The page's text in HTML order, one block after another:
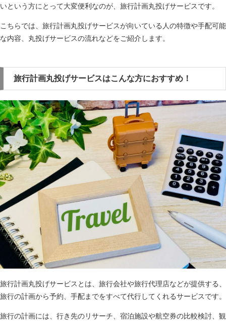
いという方にとって大変便利なのが、旅行計画丸投げサービスです。
こちらでは、旅行計画丸投げサービスが向いている人の特徴や手配可能
な内容、丸投げサービスの流れなどをご紹介します。
旅行計画丸投げサービスはこんな方におすすめ！
旅行計画丸投げサービスとは、旅行会社や旅行代理店などが提供する、
旅行の計画から予約、手配までをすべて代行してくれるサービスです。
旅行の計画には、行き先のリサーチ、宿泊施設や航空券の比較検討、観